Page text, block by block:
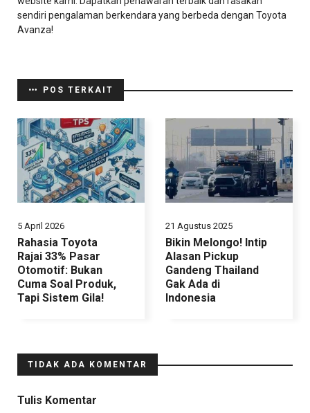
sendiri pengalaman berkendara yang berbeda dengan Toyota
Avanza!
POS TERKAIT
5 April 2026
Rahasia Toyota
Rajai 33% Pasar
Otomotif: Bukan
Cuma Soal Produk,
Tapi Sistem Gila!
21 Agustus 2025
Bikin Melongo! Intip
Alasan Pickup
Gandeng Thailand
Gak Ada di
Indonesia
TIDAK ADA KOMENTAR
Tulis Komentar